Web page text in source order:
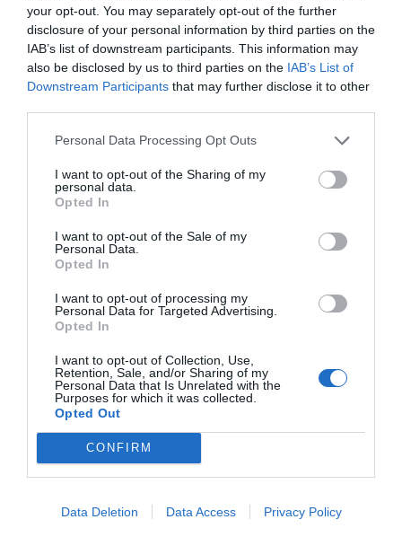
your opt-out. You may separately opt-out of the further
disclosure of your personal information by third parties on the
IAB’s list of downstream participants. This information may
also be disclosed by us to third parties on the IAB’s List of
Downstream Participants that may further disclose it to other
Personal Data Processing Opt Outs
I want to opt-out of the Sharing of my
personal data.
Opted In
I want to opt-out of the Sale of my
Personal Data.
Opted In
I want to opt-out of processing my
Personal Data for Targeted Advertising.
Opted In
I want to opt-out of Collection, Use,
Retention, Sale, and/or Sharing of my
Personal Data that Is Unrelated with the
Purposes for which it was collected.
Opted Out
CONFIRM
Data Deletion Data Access Privacy Policy